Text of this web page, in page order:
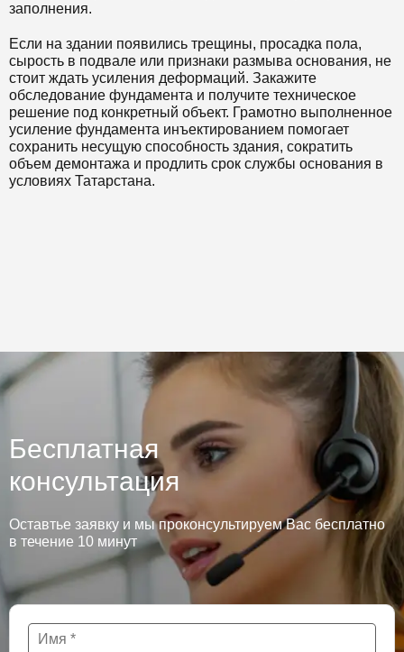
заполнения.
Если на здании появились трещины, просадка пола,
сырость в подвале или признаки размыва основания, не
стоит ждать усиления деформаций. Закажите
обследование фундамента и получите техническое
решение под конкретный объект. Грамотно выполненное
усиление фундамента инъектированием помогает
сохранить несущую способность здания, сократить
объем демонтажа и продлить срок службы основания в
условиях Татарстана.
Бесплатная
консультация
Оставтье заявку и мы проконсультируем Вас бесплатно
в течение 10 минут